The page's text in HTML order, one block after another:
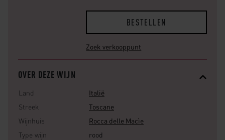
BESTELLEN
Zoek verkooppunt
OVER DEZE WIJN
Land
Italië
Streek
Toscane
Wijnhuis
Rocca delle Macìe
Type wijn
rood